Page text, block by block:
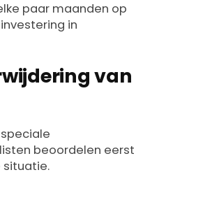
paar maanden op
in
van
beoordelen eerst
situatie.